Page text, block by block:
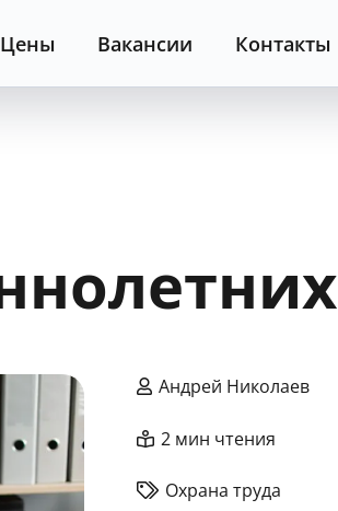
Цены Вакансии Контакты
Андрей Николаев
2 мин чтения
Охрана труда